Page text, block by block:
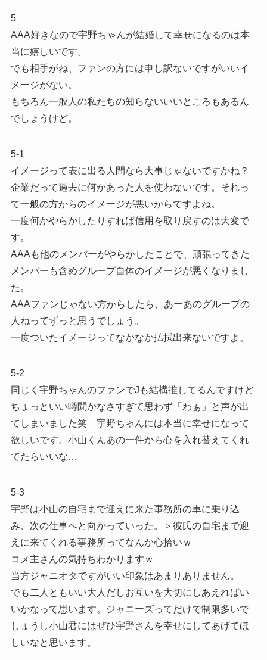
5
AAA好きなので宇野ちゃんが結婚して幸せになるのは本
当に嬉しいです。
でも相手がね、ファンの方には申し訳ないですがいいイ
メージがない。
もちろん一般人の私たちの知らないいいところもあるん
でしょうけど。
5-1
イメージって表に出る人間なら大事じゃないですかね？
企業だって過去に何かあった人を使わないです。それっ
て一般の方からのイメージが悪いからですよね。
一度何かやらかしたりすれば信用を取り戻すのは大変で
す。
AAAも他のメンバーがやらかしたことで、頑張ってきた
メンバーも含めグループ自体のイメージが悪くなりまし
た。
AAAファンじゃない方からしたら、あーあのグループの
人ねってずっと思うでしょう。
一度ついたイメージってなかなか払拭出来ないですよ。
5-2
同じく宇野ちゃんのファンでJも結構推してるんですけど
ちょっといい噂聞かなさすぎて思わず「わぁ」と声が出
てしまいました笑 宇野ちゃんには本当に幸せになって
欲しいです。小山くんあの一件から心を入れ替えてくれ
てたらいいな…
5-3
宇野は小山の自宅まで迎えに来た事務所の車に乗り込
み、次の仕事へと向かっていった。＞彼氏の自宅まで迎
えに来てくれる事務所ってなんか心拾いｗ
コメ主さんの気持ちわかりますｗ
当方ジャニオタですがいい印象はあまりありません。
でも二人ともいい大人だしお互いを大切にしあえればい
いかなって思います。ジャニーズってだけで制限多いで
しょうし小山君にはぜひ宇野さんを幸せにしてあげてほ
しいなと思います。